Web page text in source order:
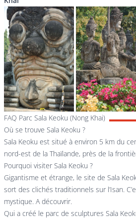
FAQ Parc Sala Keoku (Nong Khai)
Où se trouve Sala Keoku ?
Sala Keoku est situé à environ 5 km du
nord-est de la Thaïlande, près de la
Pourquoi visiter Sala Keoku ?
Gigantisme et étrange, le site de Sala
sort des clichés traditionnels sur l’Isan.
mystique. A découvrir.
Qui a créé le parc de sculptures Sala